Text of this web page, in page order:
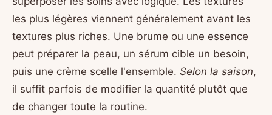
les plus légères viennent généralement avant les
textures plus riches. Une brume ou une essence
peut préparer la peau, un sérum cible un besoin,
puis une crème scelle l'ensemble. Selon la saison,
il suffit parfois de modifier la quantité plutôt que
de changer toute la routine.